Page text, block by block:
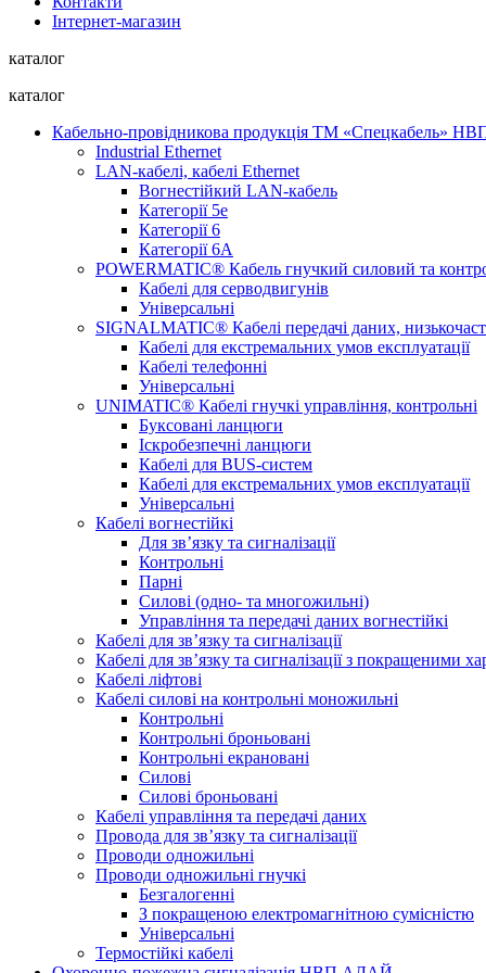
Інтернет-магазин
каталог
каталог
Кабельно-провідникова продукція ТМ «Спецкабель»
Industrial Ethernet
LAN-кабелі, кабелі Ethernet
Вогнестійкий LAN-кабель
Категорії 5е
Категорії 6
Категорії 6А
POWERMATIC® Кабель гнучкий силовий та
Кабелі для серводвигунів
Універсальні
SIGNALMATIC® Кабелі передачі даних,
Кабелі для екстремальних умов експлуатації
Кабелі телефонні
Універсальні
UNIMATIC® Кабелі гнучкі управління, контрольні
Буксовані ланцюги
Іскробезпечні ланцюги
Кабелі для BUS-систем
Кабелі для екстремальних умов експлуатації
Універсальні
Кабелі вогнестійкі
Для зв’язку та сигналізації
Контрольні
Парні
Силові (одно- та многожильні)
Управління та передачі даних вогнестійкі
Кабелі для зв’язку та сигналізації
Кабелі для зв’язку та сигналізації з покращеними
Кабелі ліфтові
Кабелі силові на контрольні моножильні
Контрольні
Контрольні броньовані
Контрольні екрановані
Силові
Силові броньовані
Кабелі управління та передачі даних
Провода для зв’язку та сигналізації
Проводи одножильні
Проводи одножильні гнучкі
Безгалогенні
З покращеною електромагнітною сумісністю
Універсальні
Термостійкі кабелі